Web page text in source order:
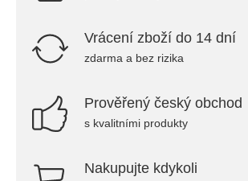
Vrácení zboží do 14 dní
zdarma a bez rizika
Prověřený český obchod
s kvalitními produkty
Nakupujte kdykoli